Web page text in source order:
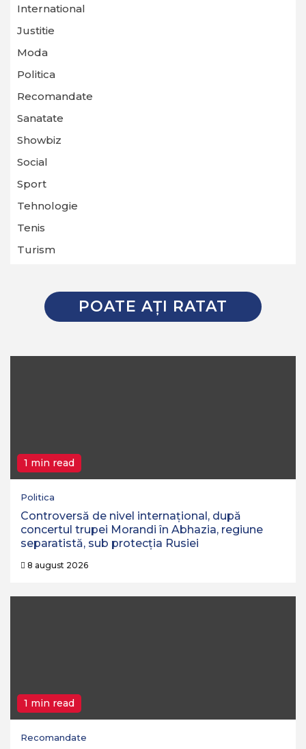
International
Justitie
Moda
Politica
Recomandate
Sanatate
Showbiz
Social
Sport
Tehnologie
Tenis
Turism
POATE AŢI RATAT
1 min read
Politica
Controversă de nivel internațional, după
concertul trupei Morandi în Abhazia, regiune
separatistă, sub protecția Rusiei
8 august 2026
1 min read
Recomandate